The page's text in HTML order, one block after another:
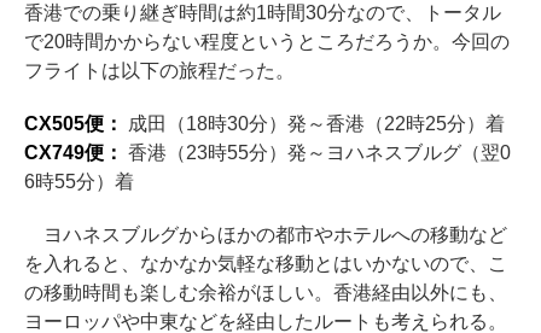
香港での乗り継ぎ時間は約1時間30分なので、トータル
で20時間かからない程度というところだろうか。今回の
フライトは以下の旅程だった。
CX505便：
成田（18時30分）発～香港（22時25分）着
CX749便： 香港（23時55分）発～ヨハネスブルグ（翌0
6時55分）着
ヨハネスブルグからほかの都市やホテルへの移動など
を入れると、なかなか気軽な移動とはいかないので、こ
の移動時間も楽しむ余裕がほしい。香港経由以外にも、
ヨーロッパや中東などを経由したルートも考えられる。